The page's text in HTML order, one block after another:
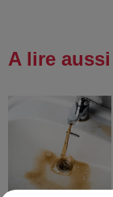
A lire aussi